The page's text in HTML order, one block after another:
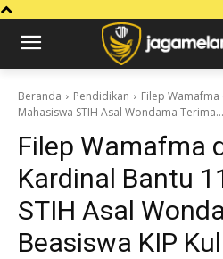
Beranda Pendidikan
Filep
Mahasiswa STIH Asal Wondama Terima...
Filep Wamafma
Kardinal Bantu
STIH Asal
Beasiswa KIP